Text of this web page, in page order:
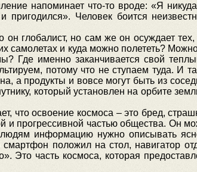
напоминает что-то вроде: «Я
Человек боится
он глобалист, но сам же он осуждает тех,
самолетах и куда можно полететь?
Где именно заканчивается свой
потому что не ступаем туда. И
а продукты и вовсе могут быть из
который установлен на орбите
что освоение космоса – это бред,
и прогрессивной частью общества. Он
информацию нужно описывать
положил на стол, навигатор
Это часть космоса, которая